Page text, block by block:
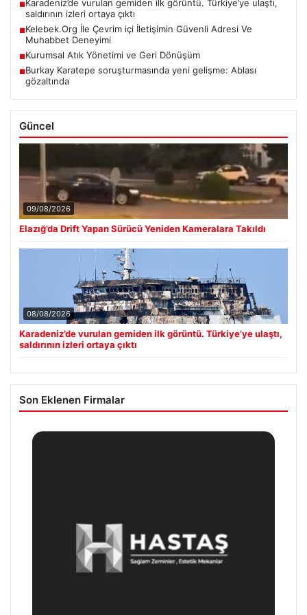
■Karadeniz’de vurulan gemiden ilk görüntü. Türkiye’ye ulaştı,
saldırının izleri ortaya çıktı
■Kelebek.Org İle Çevrim içi İletişimin Güvenli Adresi Ve
Muhabbet Deneyimi
■Kurumsal Atık Yönetimi ve Geri Dönüşüm
■Burkay Karatepe soruşturmasında yeni gelişme: Ablası
gözaltında
Güncel
09/08/2026
Elazığ’da Drift Yapan Sürücü Yeniden Kameralara Takıldı
08/08/2026
Karadeniz’de vurulan gemiden ilk görüntü. Türkiye’ye ulaştı,
saldırının izleri ortaya çıktı
Son Eklenen Firmalar